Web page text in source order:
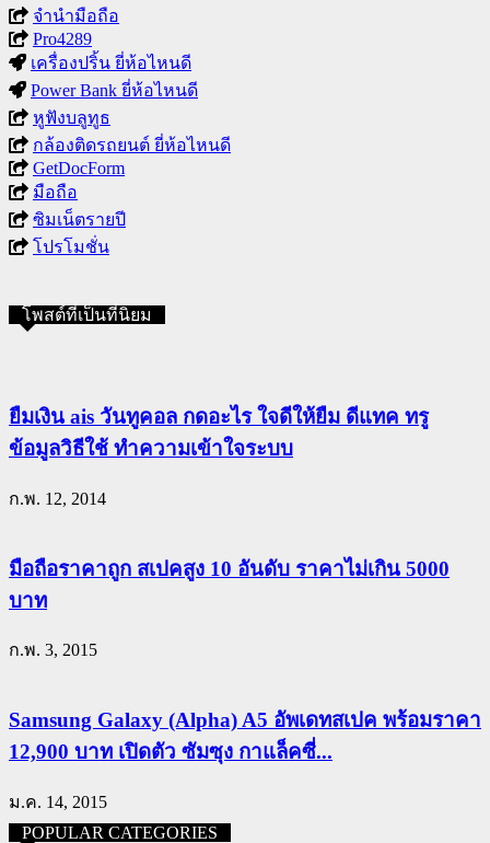
จำนำมือถือ
Pro4289
เครื่องปริ้น ยี่ห้อไหนดี
Power Bank ยี่ห้อไหนดี
หูฟังบลูทูธ
กล้องติดรถยนต์ ยี่ห้อไหนดี
GetDocForm
มือถือ
ซิมเน็ตรายปี
โปรโมชั่น
โพสต์ที่เป็นที่นิยม
ยืมเงิน ais วันทูคอล กดอะไร ใจดีให้ยืม ดีแทค ทรู
ข้อมูลวิธีใช้ ทำความเข้าใจระบบ
ก.พ. 12, 2014
มือถือราคาถูก สเปคสูง 10 อันดับ ราคาไม่เกิน 5000
บาท
ก.พ. 3, 2015
Samsung Galaxy (Alpha) A5 อัพเดทสเปค พร้อมราคา
12,900 บาท เปิดตัว ซัมซุง กาแล็คซี่...
ม.ค. 14, 2015
POPULAR CATEGORIES